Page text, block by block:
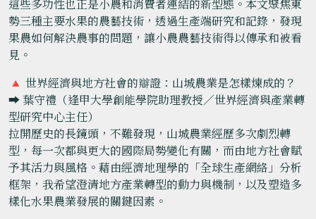
這些多功性也正是小農和消費者連結的新型態。本文聚焦東
勢三種主要水果的農藝技術，透過生產端研究和記錄，發現
果農如何解決農事的問題，讓小農農藝技術得以傳承和被看
見。
🔺 世界經濟與地方社會的辯證：山城農業是怎樣煉成的？
➡️ 葉守禮（逢甲大學創能學院助理教授／世界經濟與產業轉
型研究中心主任）
拉開歷史的長鏡頭，不難發現，山城農業經歷多次劇烈轉
型，每一次都與更大的國際局勢變化有關，而由地方社會賦
予其活力與風格。藉由經濟地理學的「全球生產網絡」分析
框架，我希望澄清地方產業轉型的動力與機制，以及塑造多
樣化水果農業發展的關鍵因素。